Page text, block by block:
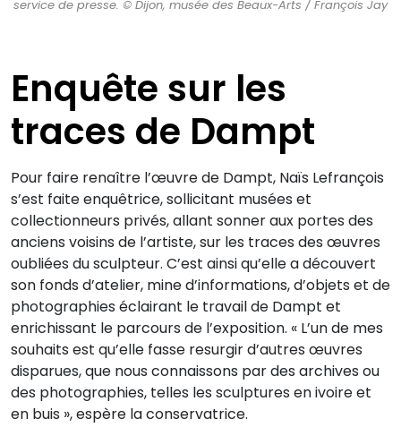
service de presse. © Dijon, musée des Beaux-Arts / François Jay
Enquête sur les
traces de Dampt
Pour faire renaître l’œuvre de Dampt, Naïs Lefrançois
s’est faite enquêtrice, sollicitant musées et
collectionneurs privés, allant sonner aux portes des
anciens voisins de l’artiste, sur les traces des œuvres
oubliées du sculpteur. C’est ainsi qu’elle a découvert
son fonds d’atelier, mine d’informations, d’objets et de
photographies éclairant le travail de Dampt et
enrichissant le parcours de l’exposition. « L’un de mes
souhaits est qu’elle fasse resurgir d’autres œuvres
disparues, que nous connaissons par des archives ou
des photographies, telles les sculptures en ivoire et
en buis », espère la conservatrice.